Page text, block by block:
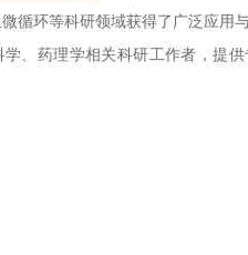
循环等科研领域获得了广泛应用
、药理学相关科研工作者，提